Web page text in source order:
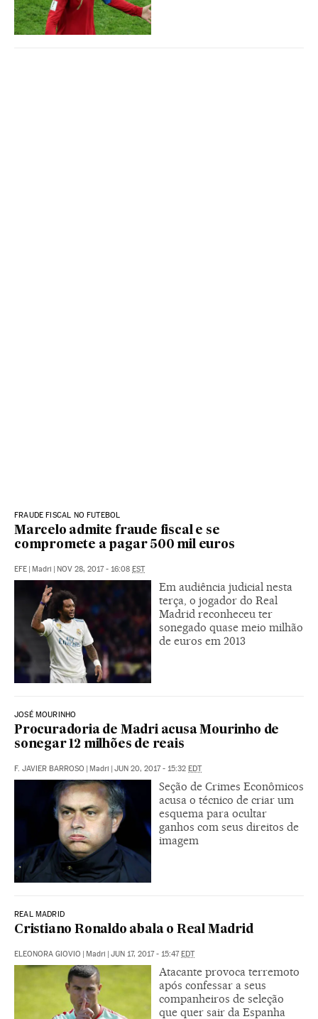
FRAUDE FISCAL NO FUTEBOL
Marcelo admite fraude fiscal e se
compromete a pagar 500 mil euros
EFE | Madri | NOV 28, 2017 - 16:08 EST
Em audiência judicial nesta
terça, o jogador do Real
Madrid reconheceu ter
sonegado quase meio milhão
de euros em 2013
JOSÉ MOURINHO
Procuradoria de Madri acusa Mourinho de
sonegar 12 milhões de reais
F. JAVIER BARROSO | Madri | JUN 20, 2017 - 15:32 EDT
Seção de Crimes Econômicos
acusa o técnico de criar um
esquema para ocultar
ganhos com seus direitos de
imagem
REAL MADRID
Cristiano Ronaldo abala o Real Madrid
ELEONORA GIOVIO | Madri | JUN 17, 2017 - 15:47EDT
Atacante provoca terremoto
após confessar a seus
companheiros de seleção
que quer sair da Espanha